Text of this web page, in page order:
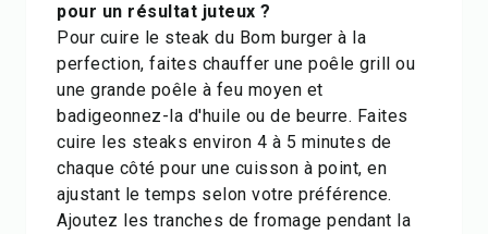
pour un résultat juteux ?
Pour cuire le steak du Bom burger à la
perfection, faites chauffer une poêle grill ou
une grande poêle à feu moyen et
badigeonnez-la d'huile ou de beurre. Faites
cuire les steaks environ 4 à 5 minutes de
chaque côté pour une cuisson à point, en
ajustant le temps selon votre préférence.
Ajoutez les tranches de fromage pendant la